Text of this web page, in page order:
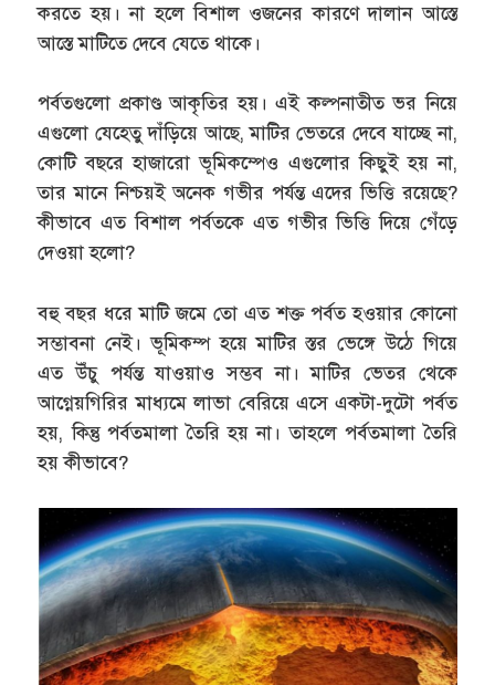
করতে হয়। না হলে বিশাল ওজনের কারণে দালান আস্তে
আস্তে মাটিতে দেবে যেতে থাকে।
পর্বতগুলো প্রকাণ্ড আকৃতির হয়। এই কল্পনাতীত ভর নিয়ে
এগুলো যেহেতু দাঁড়িয়ে আছে, মাটির ভেতরে দেবে যাচ্ছে না,
কোটি বছরে হাজারো ভূমিকম্পেও এগুলোর কিছুই হয় না,
তার মানে নিশ্চয়ই অনেক গভীর পর্যন্ত এদের ভিত্তি রয়েছে?
কীভাবে এত বিশাল পর্বতকে এত গভীর ভিত্তি দিয়ে গেঁড়ে
দেওয়া হলো?
বহু বছর ধরে মাটি জমে তো এত শক্ত পর্বত হওয়ার কোনো
সম্ভাবনা নেই। ভূমিকম্প হয়ে মাটির স্তর ভেঙ্গে উঠে গিয়ে
এত উঁচু পর্যন্ত যাওয়াও সম্ভব না। মাটির ভেতর থেকে
আগ্নেয়গিরির মাধ্যমে লাভা বেরিয়ে এসে একটা-দুটো পর্বত
হয়, কিন্তু পর্বতমালা তৈরি হয় না। তাহলে পর্বতমালা তৈরি
হয় কীভাবে?